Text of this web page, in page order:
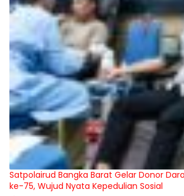
Satpolairud Bangka Barat Gelar Donor
ke-75, Wujud Nyata Kepedulian Sosial